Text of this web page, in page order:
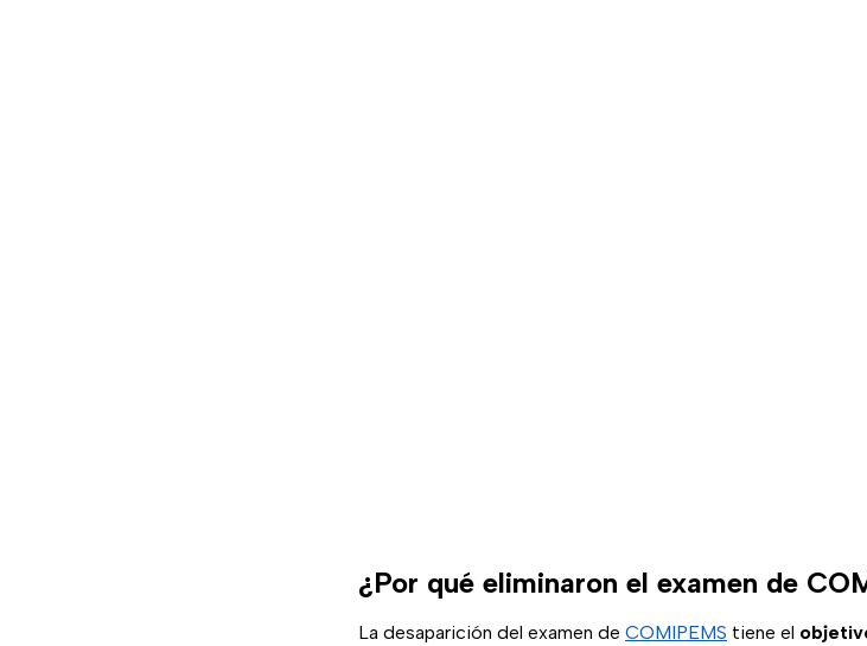
¿Por qué eliminaron el examen de
La desaparición del examen de COMIPEMS tiene el